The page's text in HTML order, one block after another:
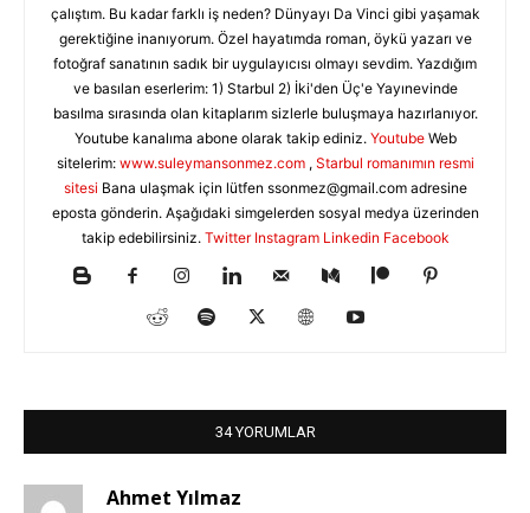
çalıştım. Bu kadar farklı iş neden? Dünyayı Da Vinci gibi yaşamak
gerektiğine inanıyorum. Özel hayatımda roman, öykü yazarı ve
fotoğraf sanatının sadık bir uygulayıcısı olmayı sevdim. Yazdığım
ve basılan eserlerim: 1) Starbul 2) İki'den Üç'e Yayınevinde
basılma sırasında olan kitaplarım sizlerle buluşmaya hazırlanıyor.
Youtube kanalıma abone olarak takip ediniz. YoutubeWeb
sitelerim: www.suleymansonmez.com , Starbul romanımın resmi
sitesi Bana ulaşmak için lütfen ssonmez@gmail.comadresine
eposta gönderin. Aşağıdaki simgelerden sosyal medya üzerinden
takip edebilirsiniz. Twitter Instagram Linkedin Facebook
34 YORUMLAR
Ahmet Yılmaz